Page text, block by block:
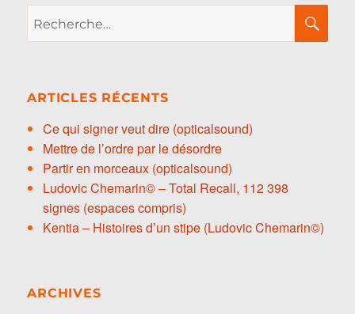
pour :
ARTICLES RÉCENTS
Ce qui signer veut dire (opticalsound)
Mettre de l’ordre par le désordre
Partir en morceaux (opticalsound)
Ludovic Chemarin© – Total Recall, 112 398
signes (espaces compris)
Kentia – Histoires d’un stipe (Ludovic Chemarin©)
ARCHIVES